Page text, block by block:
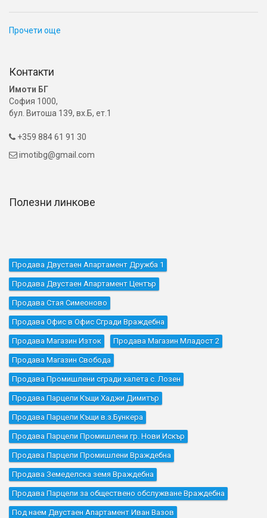
Прочети още
Контакти
Имоти БГ
София 1000,
бул. Витоша 139, вх.Б, ет.1
 +359 884 61 91 30
 imotibg@gmail.com
Полезни линкове
Продава Двустаен Апартамент Дружба 1
Продава Двустаен Апартамент Център
Продава Стая Симеоново
Продава Офис в Офис Сгради Враждебна
Продава Магазин Изток Продава Магазин Младост 2
Продава Магазин Свобода
Продава Промишлени сгради халета с. Лозен
Продава Парцели Къщи Хаджи Димитър
Продава Парцели Къщи в.з.Бункера
Продава Парцели Промишлени гр. Нови Искър
Продава Парцели Промишлени Враждебна
Продава Земеделска земя Враждебна
Продава Парцели за обществено обслужване Враждебна
Под наем Двустаен Апартамент Иван Вазов